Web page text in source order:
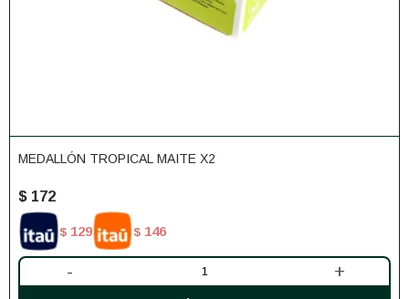
MEDALLÓN TROPICAL MAITE X2
$ 172
$ 129 $ 146
- +